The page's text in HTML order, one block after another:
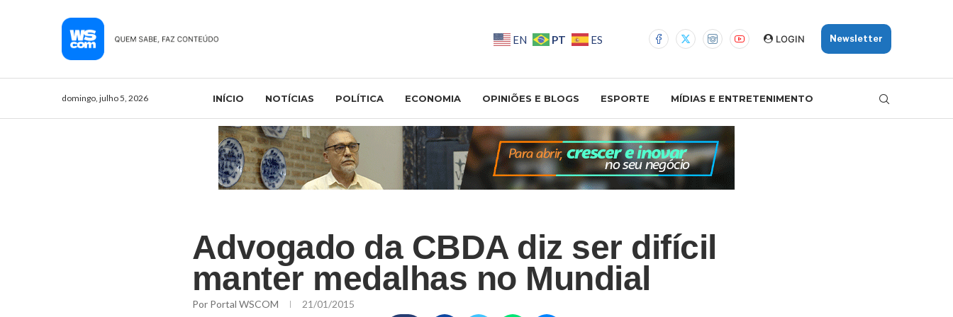
EN PT ES LOGIN Newsletter
domingo, julho 5, 2026 INÍCIO NOTÍCIAS POLÍTICA ECONOMIA OPINIÕES E BLOGS ESPORTE MÍDIAS E ENTRETENIMENTO
Advogado da CBDA diz ser difícil
manter medalhas no Mundial
Por Portal WSCOM 21/01/2015